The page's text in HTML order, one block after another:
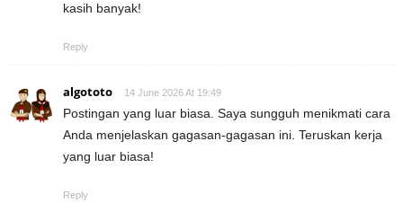
kasih banyak!
Reply
algototo 14 June 2026 At 19:49
Postingan yang luar biasa. Saya sungguh menikmati cara
Anda menjelaskan gagasan-gagasan ini. Teruskan kerja
yang luar biasa!
Reply